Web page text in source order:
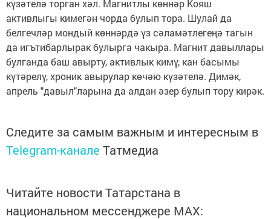
күзәтелә торган хәл. Магнитлы көннәр Кояш
активлыгы кимегән чорда булып тора. Шулай да
белгечләр мондый көннәрдә үз сәламәтлегеңә тагын
да игътибарлырак булырга чакыра. Магнит давыллары
булганда баш авырту, активлык кимү, кан басымы
күтәрелү, хроник авырулар көчәю күзәтелә. Димәк,
апрель "давыл"ларына да алдан әзер булып тору кирәк.
Следите за самым важным и интересным в
Telegram-канале Татмедиа
Читайте новости Татарстана в
национальном мессенджере MАХ: